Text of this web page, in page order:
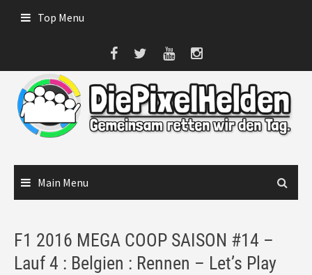
Top Menu
Main Menu
F1 2016 MEGA COOP SAISON #14 –
Lauf 4 : Belgien : Rennen – Let’s Play